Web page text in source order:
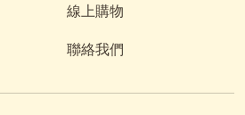
線上購物
聯絡我們